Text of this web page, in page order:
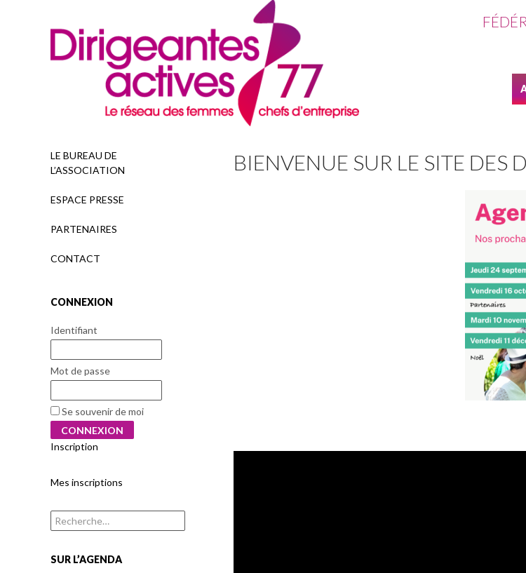
Recherche
BIENVENUE SUR LE SITE DES
LE BUREAU DE
L’ASSOCIATION
ESPACE PRESSE
PARTENAIRES
CONTACT
CONNEXION
Identifiant
Mot de passe
Se souvenir de moi
Inscription
Mes inscriptions
Rechercher :
SUR L’AGENDA